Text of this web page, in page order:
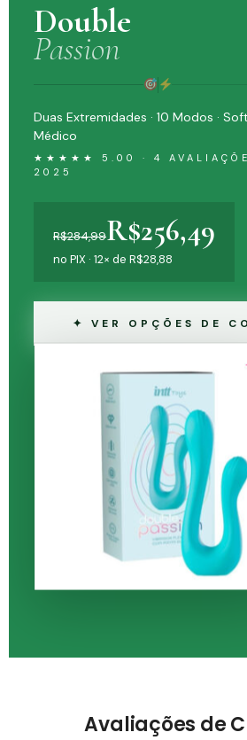
Double
Passion
Duas Extremidades · 10 Modos ·
Médico
★★★★★ 5.00 · 4
2025
R$284,99R$256,49
no PIX · 12× de R$28,88
✦ VER OPÇÕES DE
Avaliações de